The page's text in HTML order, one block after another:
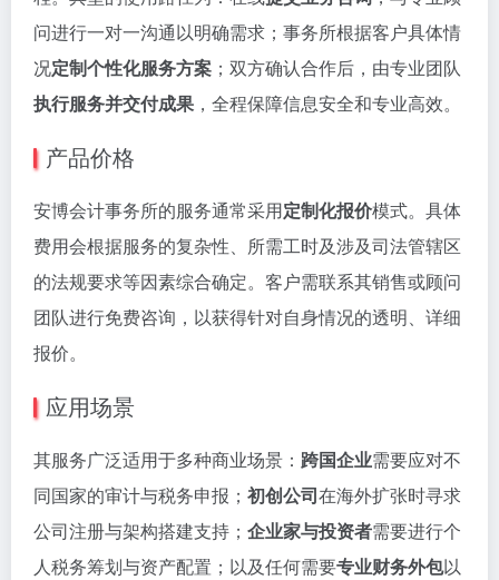
问进行一对一沟通以明确需求；事务所根据客户具体情
况定制个性化服务方案 ；双方确认合作后，由专业团队
执行服务并交付成果 ，全程保障信息安全和专业高效。
产品价格
安博会计事务所的服务通常采用定制化报价模式。具体
费用会根据服务的复杂性、所需工时及涉及司法管辖区
的法规要求等因素综合确定。客户需联系其销售或顾问
团队进行免费咨询，以获得针对自身情况的透明、详细
报价。
应用场景
其服务广泛适用于多种商业场景： 跨国企业需要应对不
同国家的审计与税务申报； 初创公司在海外扩张时寻求
公司注册与架构搭建支持； 企业家与投资者需要进行个
人税务筹划与资产配置；以及任何需要专业财务外包以